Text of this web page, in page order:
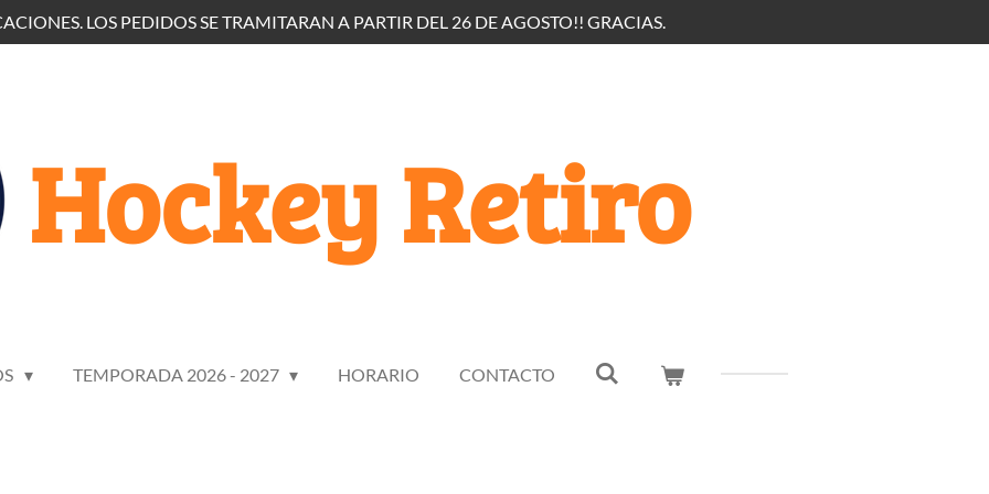
LOS PEDIDOS SE TRAMITARAN A PARTIR DEL 26 DE AGOSTO!! GRACIAS.
Hockey Retiro
TEMPORADA 2026 - 2027 HORARIO CONTACTO